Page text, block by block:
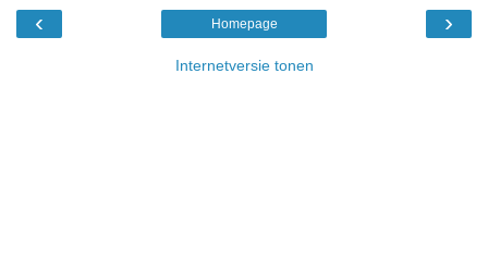
‹ ›
Homepage
Internetversie tonen